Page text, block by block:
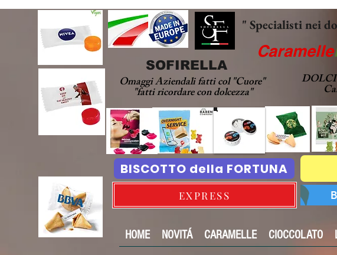
Caramelle
Omaggi Aziendali fatti col "Cuore"
"fatti ricordare con dolcezza"
" Specialisti nei
BISCOTTO della FORTUNA
SOFIRELLA
EXPRESS
HOME NOVITÁ CARAMELLE CIOCCOLATO